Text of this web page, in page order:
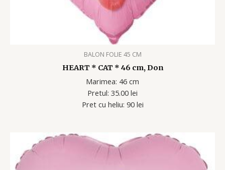
BALON FOLIE 45 CM
HEART * CAT * 46 cm, Don
Marimea: 46 cm
Pretul: 35.00 lei
Pret cu heliu: 90 lei